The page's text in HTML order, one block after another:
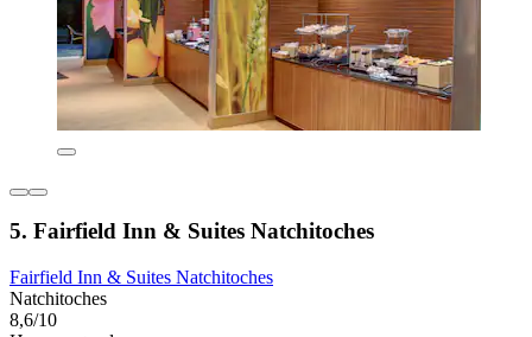
5. Fairfield Inn & Suites Natchitoches
Fairfield Inn & Suites Natchitoches
Natchitoches
8,6/10